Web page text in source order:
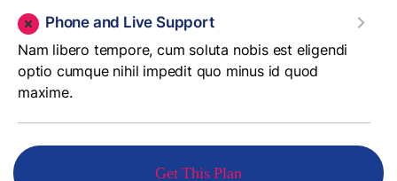
Phone and Live Support
Nam libero tempore, cum soluta nobis est eligendi
optio cumque nihil impedit quo minus id quod
maxime.
Get This Plan